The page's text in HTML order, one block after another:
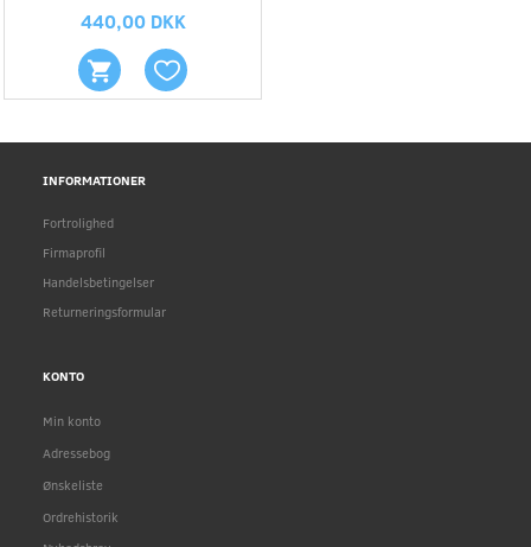
440,00 DKK
INFORMATIONER
Fortrolighed
Firmaprofil
Handelsbetingelser
Returneringsformular
KONTO
Min konto
Adressebog
Ønskeliste
Ordrehistorik